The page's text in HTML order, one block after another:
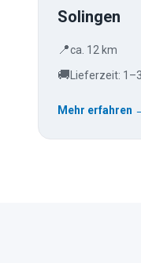
Solingen
📍ca. 12 km
🚚 Lieferzeit:
Mehr erfahren